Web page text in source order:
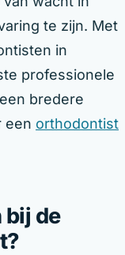
te zijn. Met
in
professionele
bredere
een orthodontist
bij de